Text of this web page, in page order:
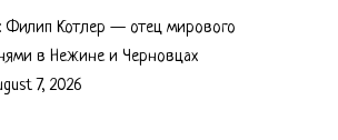
Филип Котлер — отец мирового
в Нежине и Черновцах
7, 2026